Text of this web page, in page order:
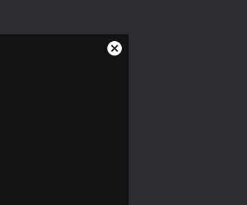
关